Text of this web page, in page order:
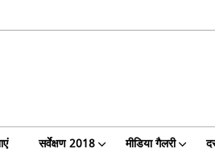
सर्वेक्षण 2018 मीडिया गैलरी